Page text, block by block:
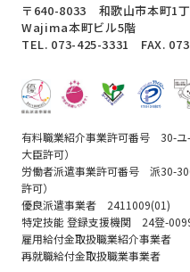
〒640-8033 和歌山市本町1
Wajima本町ビル5階
TEL. 073-425-3331 FAX.
有料職業紹介事業許可番号 30-
大臣許可）
労働者派遣事業許可番号 派30-
許可）
優良派遣事業者 2411009(01)
特定技能 登録支援機関 24登-
雇用給付金取扱職業紹介事業者
再就職給付金取扱職業事業者